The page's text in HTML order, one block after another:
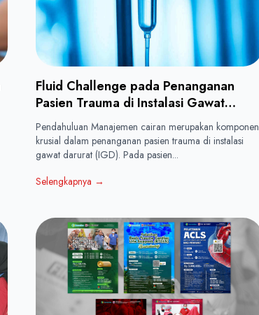
Fluid Challenge pada Penanganan
Pasien Trauma di Instalasi Gawat
Darurat
Pendahuluan Manajemen cairan merupakan komponen
krusial dalam penanganan pasien trauma di instalasi
gawat darurat (IGD). Pada pasien...
Selengkapnya →